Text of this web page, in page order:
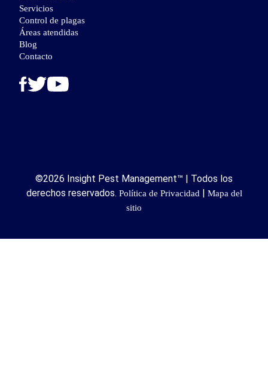
Servicios
Control de plagas
Áreas atendidas
Blog
Contacto
©2026 Insight Pest Management™ | Todos los
derechos reservados. Política de Privacidad| Mapa del
sitio